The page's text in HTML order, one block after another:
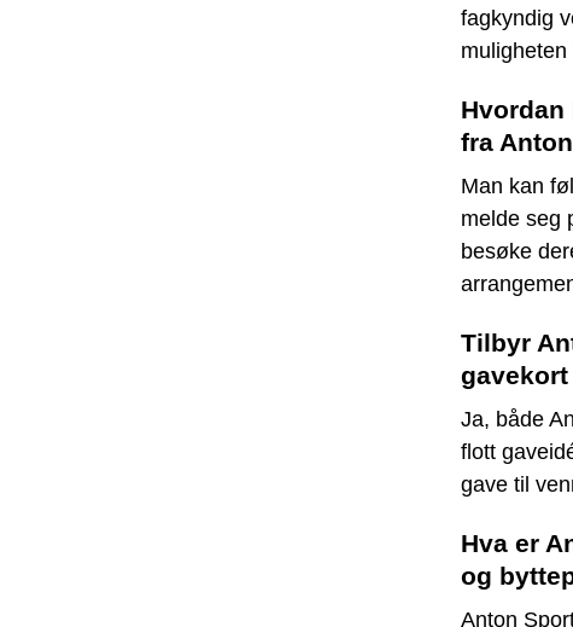
fagkyndig
fra
Man kan
melde seg
besøke
Tilbyr
Ja, både
flott
gave til
Hva er
og
Anton